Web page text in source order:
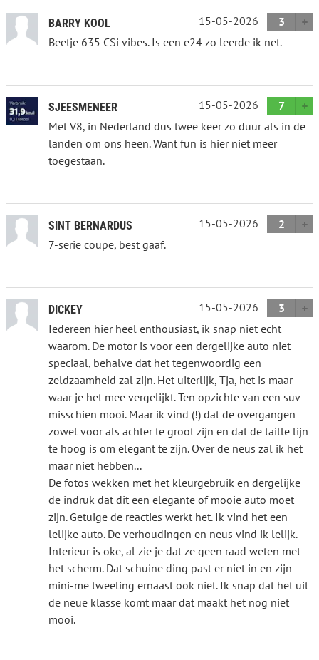
BARRY KOOL 15-05-2026
3
Beetje 635 CSi vibes. Is een e24 zo leerde ik net.
SJEESMENEER 15-05-2026
7
Met V8, in Nederland dus twee keer zo duur als in de
landen om ons heen. Want fun is hier niet meer
toegestaan.
SINT BERNARDUS 15-05-2026
2
7-serie coupe, best gaaf.
DICKEY 15-05-2026
3
Iedereen hier heel enthousiast, ik snap niet echt
waarom. De motor is voor een dergelijke auto niet
speciaal, behalve dat het tegenwoordig een
zeldzaamheid zal zijn. Het uiterlijk, Tja, het is maar
waar je het mee vergelijkt. Ten opzichte van een suv
misschien mooi. Maar ik vind (!) dat de overgangen
zowel voor als achter te groot zijn en dat de taille lijn
te hoog is om elegant te zijn. Over de neus zal ik het
maar niet hebben...
De fotos wekken met het kleurgebruik en dergelijke
de indruk dat dit een elegante of mooie auto moet
zijn. Getuige de reacties werkt het. Ik vind het een
lelijke auto. De verhoudingen en neus vind ik lelijk.
Interieur is oke, al zie je dat ze geen raad weten met
het scherm. Dat schuine ding past er niet in en zijn
mini-me tweeling ernaast ook niet. Ik snap dat het uit
de neue klasse komt maar dat maakt het nog niet
mooi.